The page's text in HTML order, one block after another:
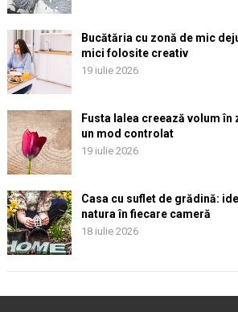
Bucătăria cu zonă de mic
mici folosite creativ
19 iulie 2026
Fusta lalea creează volum
un mod controlat
19 iulie 2026
Casa cu suflet de grădină:
natura în fiecare cameră
18 iulie 2026